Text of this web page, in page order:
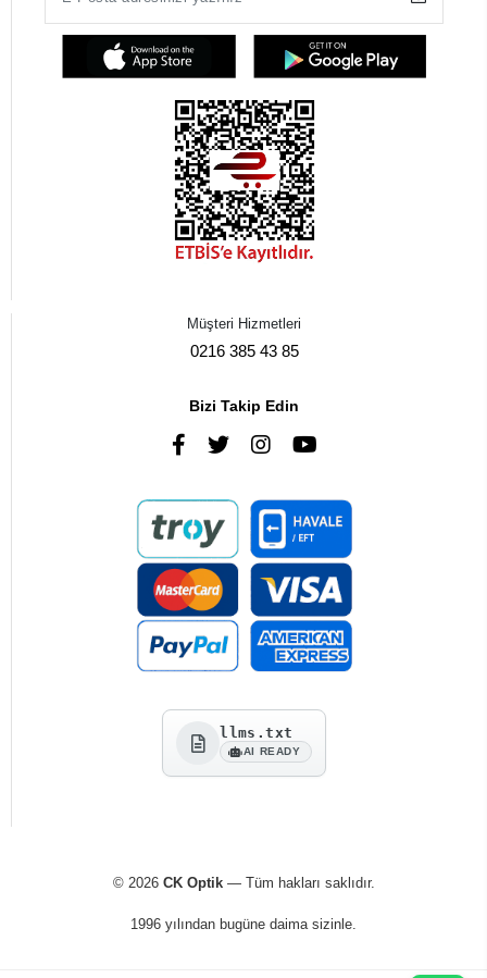
Müşteri Hizmetleri
0216 385 43 85
Bizi Takip Edin
llms.txt
AI READY
© 2026 CK Optik— Tüm hakları saklıdır.
1996 yılından bugüne daima sizinle.